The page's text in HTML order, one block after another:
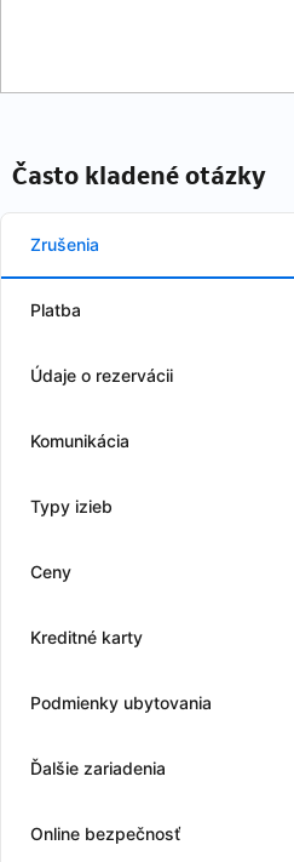
Často kladené otázky
Zrušenia
Platba
Údaje o rezervácii
Komunikácia
Typy izieb
Ceny
Kreditné karty
Podmienky ubytovania
Ďalšie zariadenia
Online bezpečnosť